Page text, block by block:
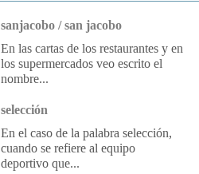
sanjacobo / san jacobo
En las cartas de los restaurantes y en
los supermercados veo escrito el
nombre...
selección
En el caso de la palabra selección,
cuando se refiere al equipo
deportivo que...